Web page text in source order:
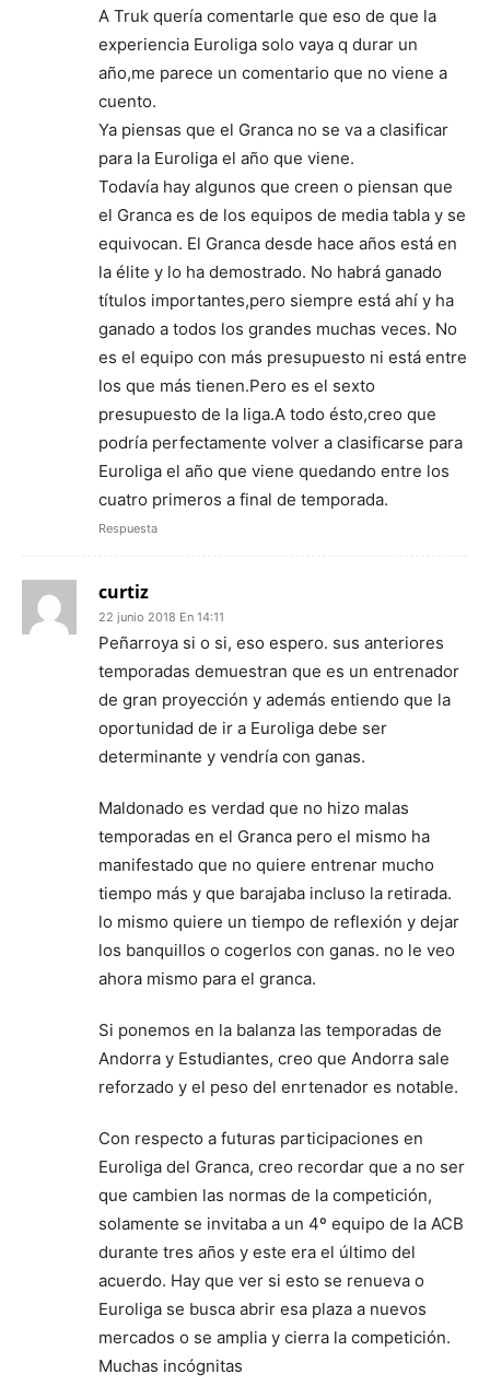
A Truk quería comentarle que eso de que la
experiencia Euroliga solo vaya q durar un
año,me parece un comentario que no viene a
cuento.
Ya piensas que el Granca no se va a clasificar
para la Euroliga el año que viene.
Todavía hay algunos que creen o piensan que
el Granca es de los equipos de media tabla y se
equivocan. El Granca desde hace años está en
la élite y lo ha demostrado. No habrá ganado
títulos importantes,pero siempre está ahí y ha
ganado a todos los grandes muchas veces. No
es el equipo con más presupuesto ni está entre
los que más tienen.Pero es el sexto
presupuesto de la liga.A todo ésto,creo que
podría perfectamente volver a clasificarse para
Euroliga el año que viene quedando entre los
cuatro primeros a final de temporada.
Respuesta
curtiz
22 junio 2018 En 14:11
Peñarroya si o si, eso espero. sus anteriores
temporadas demuestran que es un entrenador
de gran proyección y además entiendo que la
oportunidad de ir a Euroliga debe ser
determinante y vendría con ganas.
Maldonado es verdad que no hizo malas
temporadas en el Granca pero el mismo ha
manifestado que no quiere entrenar mucho
tiempo más y que barajaba incluso la retirada.
lo mismo quiere un tiempo de reflexión y dejar
los banquillos o cogerlos con ganas. no le veo
ahora mismo para el granca.
Si ponemos en la balanza las temporadas de
Andorra y Estudiantes, creo que Andorra sale
reforzado y el peso del enrtenador es notable.
Con respecto a futuras participaciones en
Euroliga del Granca, creo recordar que a no ser
que cambien las normas de la competición,
solamente se invitaba a un 4º equipo de la ACB
durante tres años y este era el último del
acuerdo. Hay que ver si esto se renueva o
Euroliga se busca abrir esa plaza a nuevos
mercados o se amplia y cierra la competición.
Muchas incógnitas